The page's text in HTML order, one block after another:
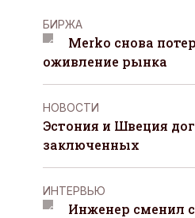
БИРЖА
Merko снова
оживление рынка
НОВОСТИ
Эстония и Швеция
заключенных
ИНТЕРВЬЮ
Инженер сменил